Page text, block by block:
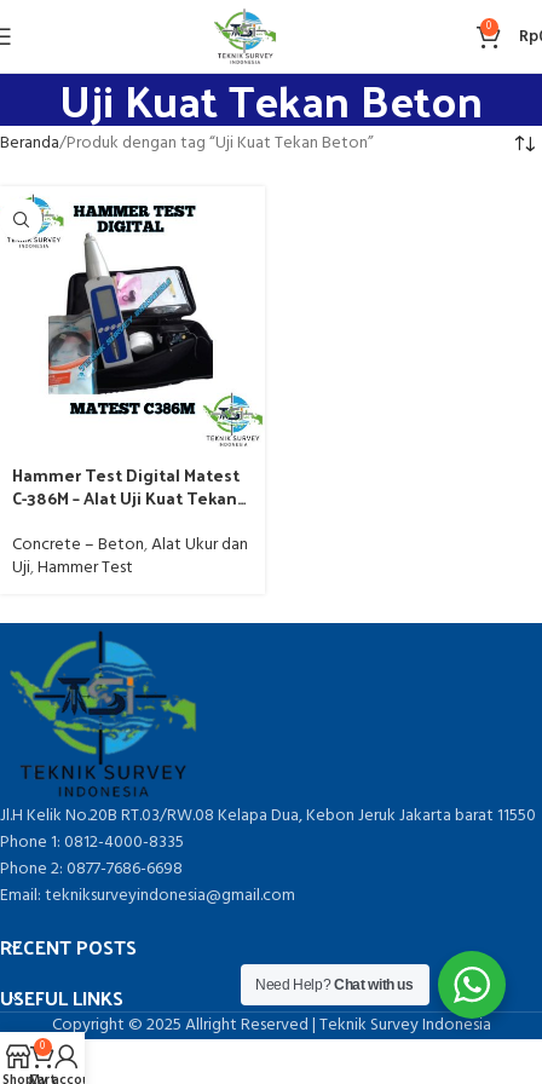
0 Rp
Uji Kuat Tekan Beton
Beranda Produk dengan tag “Uji Kuat Tekan Beton”
Hammer Test Digital Matest
C-386M – Alat Uji Kuat Tekan
Concrete – Beton,Alat Ukur dan
Uji,Hammer Test
Jl.H Kelik No.20B RT.03/RW.08 Kelapa Dua, Kebon Jeruk Jakarta barat 11550
Phone 1: 0812-4000-8335
Phone 2: 0877-7686-6698
Email: tekniksurveyindonesia@gmail.com
RECENT POSTS
USEFUL LINKS
Copyright © 2025 Allright Reserved | Teknik Survey Indonesia
Need Help?Chat with us
0